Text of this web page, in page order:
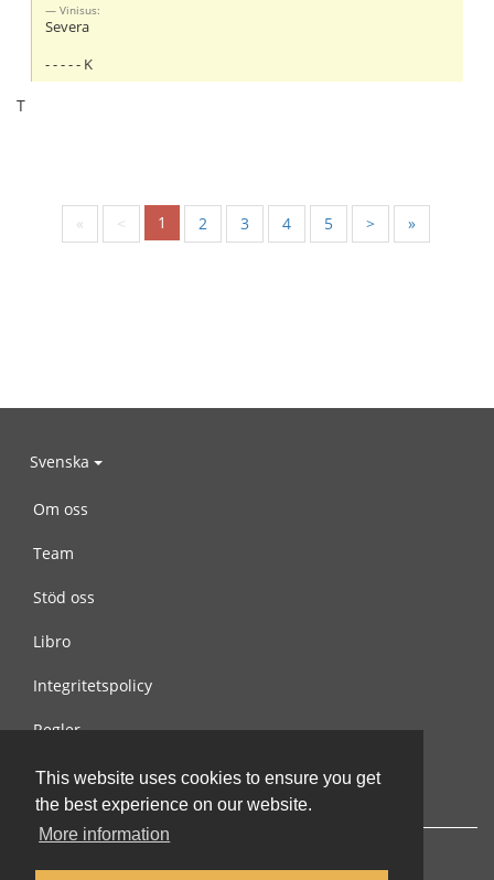
This website uses cookies to ensure you get
the best experience on our website.
More information
Vinisus:
Severa
- - - - - K
T
« < 1 2 3 4 5 > »
Svenska
Om oss
Team
Stöd oss
Libro
Integritetspolicy
Regler
Kontakta oss